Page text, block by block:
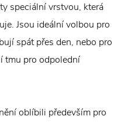
speciální vrstvou, která
Jsou ideální volbou pro
spát přes den, nebo pro
tmu pro odpolední
oblíbili především pro